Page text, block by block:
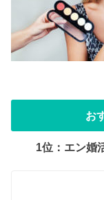
お
1位：エン婚